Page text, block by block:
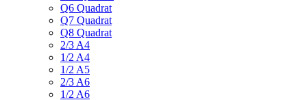
Q6 Quadrat
Q7 Quadrat
Q8 Quadrat
2/3 A4
1/2 A4
1/2 A5
2/3 A6
1/2 A6